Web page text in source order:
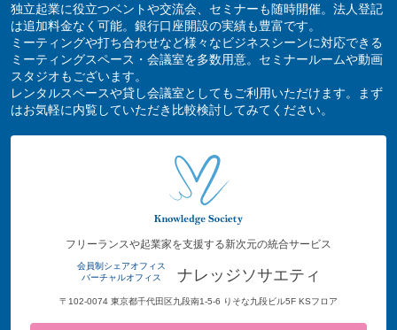
独立起業に役立つベントや交流会、セミナーも随時開催。法人登記
は追加料金なく可能。銀行口座開設の実績も豊富です。
ミーティングや打ち合わせなど様々なビジネスシーンに対応できる
ミーティングスペース・会議室を多数用意。セミナールームや動画
スタジオもございます。
レンタルスペースや貸し会議室としてもご利用いただけます。まず
はお気軽に内覧していただき比較検討してみてください。
フリーランスや起業家を支援する新次元の統合サービス
会員制シェアオフィス
バーチャルオフィス
ナレッジソサエティ
〒102-0074 東京都千代田区九段南1-5-6 りそな九段ビル5F KSフロア